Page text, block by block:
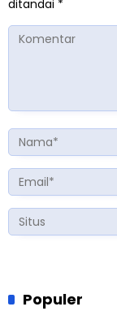
ditandai *
Populer